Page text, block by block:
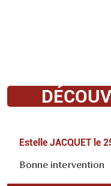
Estelle JACQUET le
Bonne intervention